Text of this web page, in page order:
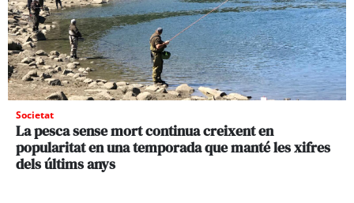
Societat
La pesca sense mort continua creixent en
popularitat en una temporada que manté les xifres
dels últims anys